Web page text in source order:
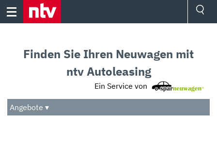
Skip
Audio
Das Beste
Finden Sie Ihren Neuwagen mit
ntv Autoleasing
Ein Service von
Angebote ▾